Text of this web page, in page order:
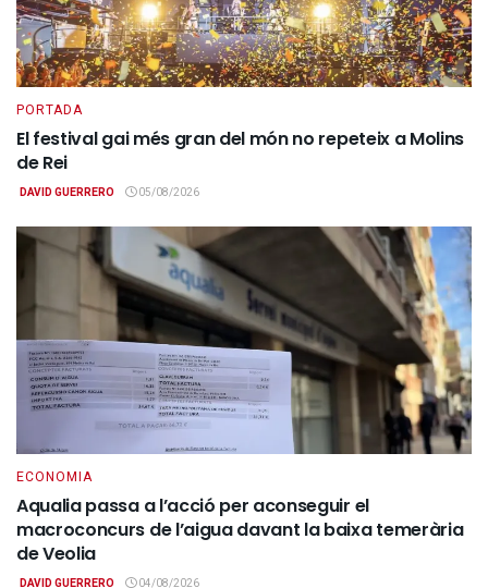
PORTADA
El festival gai més gran del món no repeteix a Molins
de Rei
DAVID GUERRERO 05/08/2026
ECONOMIA
Aqualia passa a l’acció per aconseguir el
macroconcurs de l’aigua davant la baixa temerària
de Veolia
DAVID GUERRERO 04/08/2026